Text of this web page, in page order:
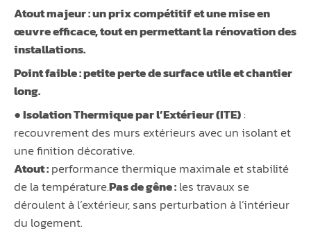
Atout majeur :un prix compétitif et une mise en
œuvre efficace, tout en permettant la rénovation des
installations.
Point faible :petite perte de surface utile et chantier
long.
● Isolation Thermique par l’Extérieur (ITE):
recouvrement des murs extérieurs avec un isolant et
une finition décorative.
Atout :performance thermique maximale et stabilité
de la température.Pas de gêne :les travaux se
déroulent à l’extérieur, sans perturbation à l’intérieur
du logement.